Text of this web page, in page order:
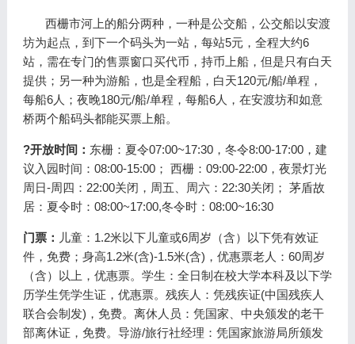
西栅市河上的船分两种，一种是公交船，公交船以安渡
坊为起点，到下一个码头为一站，每站5元，全程大约6
站，需在专门的售票窗口买代币，持币上船，但是只有白天
提供；另一种为游船，也是全程船，白天120元/船/单程，
每船6人；夜晚180元/船/单程，每船6人，在安渡坊和如意
桥两个船码头都能买票上船。
?开放时间： 东栅：夏令07:00~17:30，冬令8:00-17:00，建
议入园时间：08:00-15:00； 西栅：09:00-22:00，夜景灯光
周日-周四：22:00关闭，周五、周六：22:30关闭； 茅盾故
居：夏令时：08:00~17:00,冬令时：08:00~16:30
门票： 儿童：1.2米以下儿童或6周岁（含）以下凭有效证
件，免费；身高1.2米(含)-1.5米(含)，优惠票老人：60周岁
（含）以上，优惠票。学生：全日制在校大学本科及以下学
历学生凭学生证，优惠票。残疾人：凭残疾证(中国残疾人
联合会制发)，免费。离休人员：凭国家、中央颁发的老干
部离休证，免费。导游/旅行社经理：凭国家旅游局所颁发